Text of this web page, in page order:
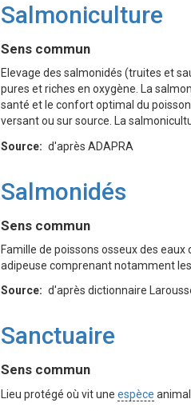
Salmoniculture
Définition
Sens commun
Elevage des salmonidés (truites et
pures et riches en oxygène. La
santé et le confort optimal du
versant ou sur source. La
Source
d'après ADAPRA
Salmonidés
Définition
Sens commun
Famille de poissons osseux des
adipeuse comprenant notamment
Source
d'après dictionnaire
Sanctuaire
Définition
Sens commun
Lieu protégé où vit une espèce